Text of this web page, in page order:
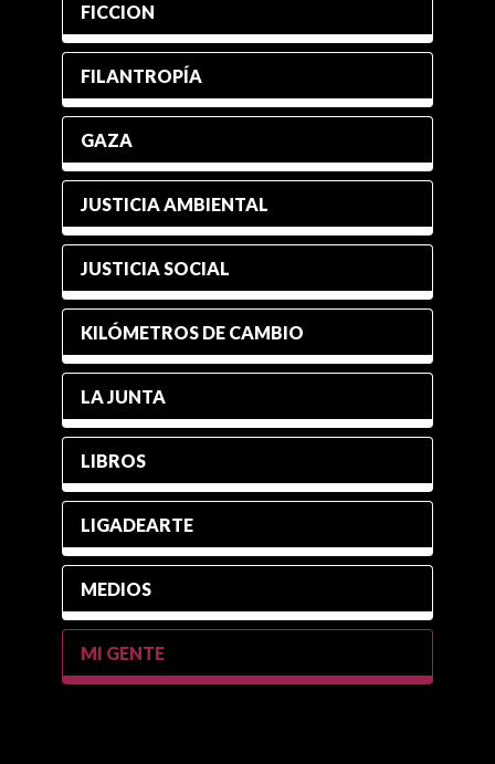
FICCION
FILANTROPÍA
GAZA
JUSTICIA AMBIENTAL
JUSTICIA SOCIAL
KILÓMETROS DE CAMBIO
LA JUNTA
LIBROS
LIGADEARTE
MEDIOS
MI GENTE